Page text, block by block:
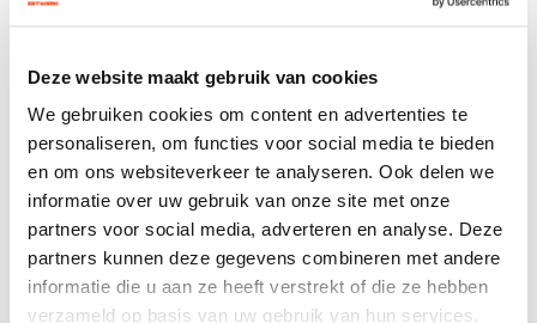
Deze website maakt gebruik van cookies
We gebruiken cookies om content en advertenties te
personaliseren, om functies voor social media te bieden
en om ons websiteverkeer te analyseren. Ook delen we
informatie over uw gebruik van onze site met onze
partners voor social media, adverteren en analyse. Deze
partners kunnen deze gegevens combineren met andere
informatie die u aan ze heeft verstrekt of die ze hebben
verzameld op basis van uw gebruik van hun services.
Zinken bladvanger
vierkant
Zinken bocht 72°
vierkant